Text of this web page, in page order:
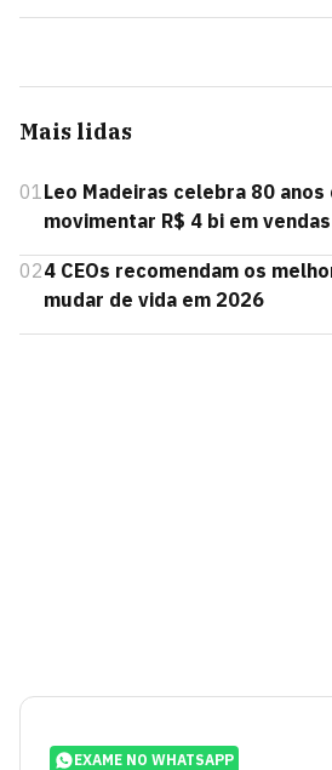
Mais lidas
01Leo Madeiras celebra 80
movimentar R$ 4 bi em vendas
024 CEOs recomendam os
mudar de vida em 2026
EXAME NO WHATSAPP